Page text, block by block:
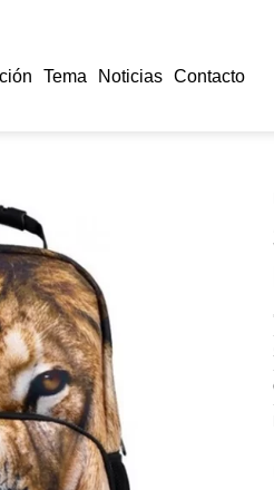
Tema Noticias Contacto